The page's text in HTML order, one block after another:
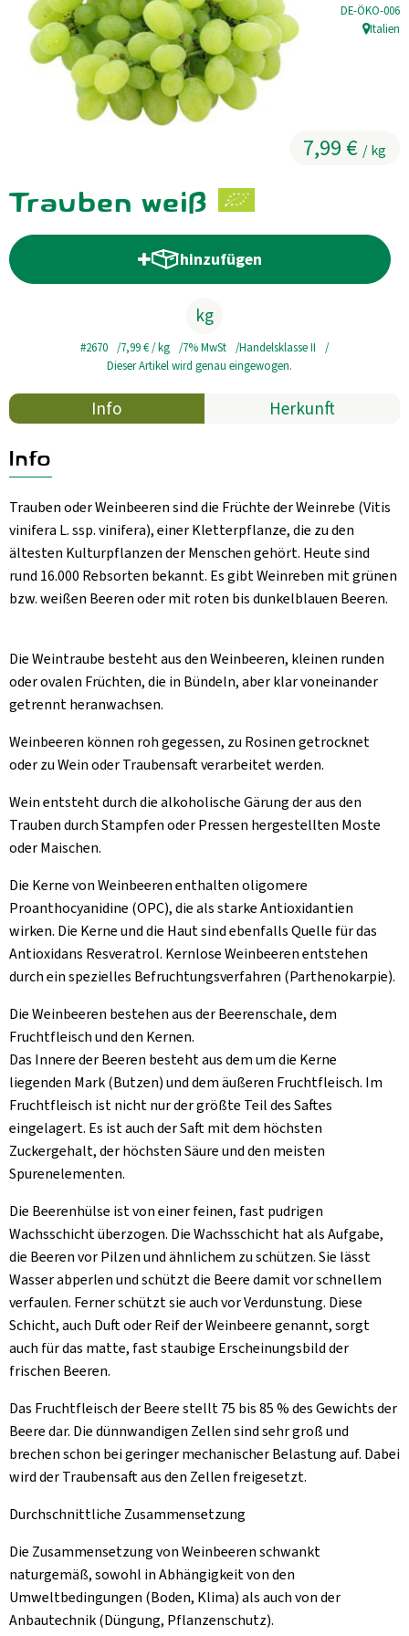
Kühltheke
GrüneWelt Bäckerei
Vorratskammer
B2B
Trauben weiß
7,99 € / kg
,DE-ÖKO-006
,Italien
hinzufügen
Produkt zum Warenkorb
kg
#2670 7,99 €/ kg 7% MwSt
Handelsklasse II
Dieser Artikel wird genau eingewogen.
Info Herkunft
Info
Trauben oder Weinbeeren sind die Früchte der Weinrebe (Vitis
vinifera L. ssp. vinifera), einer Kletterpflanze, die zu den
ältesten Kulturpflanzen der Menschen gehört. Heute sind
rund 16.000 Rebsorten bekannt. Es gibt Weinreben mit grünen
bzw. weißen Beeren oder mit roten bis dunkelblauen Beeren.
Die Weintraube besteht aus den Weinbeeren, kleinen runden
oder ovalen Früchten, die in Bündeln, aber klar voneinander
getrennt heranwachsen.
Weinbeeren können roh gegessen, zu Rosinen getrocknet
oder zu Wein oder Traubensaft verarbeitet werden.
Wein entsteht durch die alkoholische Gärung der aus den
Trauben durch Stampfen oder Pressen hergestellten Moste
oder Maischen.
Die Kerne von Weinbeeren enthalten oligomere
Proanthocyanidine (OPC), die als starke Antioxidantien
wirken. Die Kerne und die Haut sind ebenfalls Quelle für das
Antioxidans Resveratrol. Kernlose Weinbeeren entstehen
durch ein spezielles Befruchtungsverfahren (Parthenokarpie).
Die Weinbeeren bestehen aus der Beerenschale, dem
Fruchtfleisch und den Kernen.
Das Innere der Beeren besteht aus dem um die Kerne
liegenden Mark (Butzen) und dem äußeren Fruchtfleisch. Im
Fruchtfleisch ist nicht nur der größte Teil des Saftes
eingelagert. Es ist auch der Saft mit dem höchsten
Zuckergehalt, der höchsten Säure und den meisten
Spurenelementen.
Die Beerenhülse ist von einer feinen, fast pudrigen
Wachsschicht überzogen. Die Wachsschicht hat als Aufgabe,
die Beeren vor Pilzen und ähnlichem zu schützen. Sie lässt
Wasser abperlen und schützt die Beere damit vor schnellem
verfaulen. Ferner schützt sie auch vor Verdunstung. Diese
Schicht, auch Duft oder Reif der Weinbeere genannt, sorgt
auch für das matte, fast staubige Erscheinungsbild der
frischen Beeren.
Das Fruchtfleisch der Beere stellt 75 bis 85 % des Gewichts der
Beere dar. Die dünnwandigen Zellen sind sehr groß und
brechen schon bei geringer mechanischer Belastung auf. Dabei
wird der Traubensaft aus den Zellen freigesetzt.
Durchschnittliche Zusammensetzung
Die Zusammensetzung von Weinbeeren schwankt
naturgemäß, sowohl in Abhängigkeit von den
Umweltbedingungen (Boden, Klima) als auch von der
Anbautechnik (Düngung, Pflanzenschutz).